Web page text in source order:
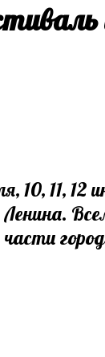
10, 11,
Ленина.
части